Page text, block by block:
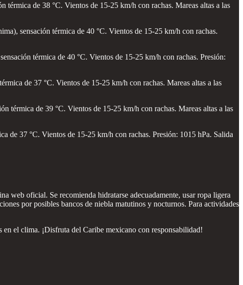
térmica de 38 °C. Vientos de 15-25 km/h con rachas. Mareas altas a las
sensación térmica de 40 °C. Vientos de 15-25 km/h con rachas.
térmica de 40 °C. Vientos de 15-25 km/h con rachas. Presión:
de 37 °C. Vientos de 15-25 km/h con rachas. Mareas altas a las
térmica de 39 °C. Vientos de 15-25 km/h con rachas. Mareas altas a las
de 37 °C. Vientos de 15-25 km/h con rachas. Presión: 1015 hPa. Salida
web oficial. Se recomienda hidratarse adecuadamente, usar ropa ligera
por posibles bancos de niebla matutinos y nocturnos. Para actividades
el clima. ¡Disfruta del Caribe mexicano con responsabilidad!